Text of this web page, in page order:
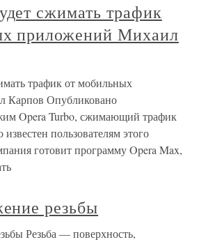
сжимать трафик
приложений Михаил
трафик от мобильных
Карпов Опубликовано
Opera Turbo, сжимающий трафик
пользователям этого
готовит программу Opera Max,
резьбы
Резьба — поверхность,